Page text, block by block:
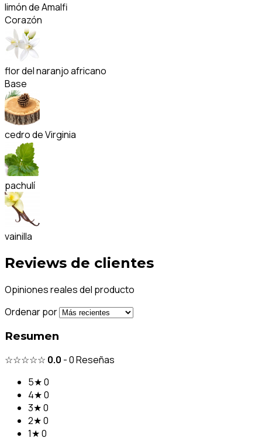
limón de Amalfi
Corazón
flor del naranjo africano
Base
cedro de Virginia
pachulí
vainilla
Reviews de clientes
Opiniones reales del producto
Ordenar por
Resumen
☆☆☆☆☆ 0.0 -0Reseñas
5★0
4★0
3★0
2★0
1★0